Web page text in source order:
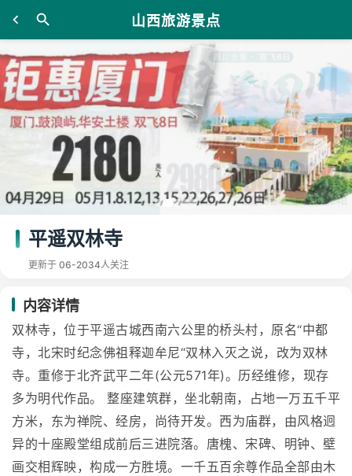
山西旅游景点
平遥双林寺
更新于 06-2034人关注
内容详情
双林寺，位于平遥古城西南六公里的桥头村，原名“中都
寺，北宋时纪念佛祖释迦牟尼“双林入灭之说，改为双林
寺。重修于北齐武平二年(公元571年)。历经维修，现存
多为明代作品。 整座建筑群，坐北朝南，占地一万五千平
方米，东为禅院、经房，尚待开发。西为庙群，由风格迥
异的十座殿堂组成前后三进院落。唐槐、宋碑、明钟、壁
画交相辉映，构成一方胜境。一千五百余尊作品全部由木